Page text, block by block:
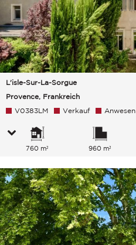
L'isle-Sur-La-Sorgue
Provence, Frankreich
V0383LM Verkauf Anwesen
760 m² 960 m²